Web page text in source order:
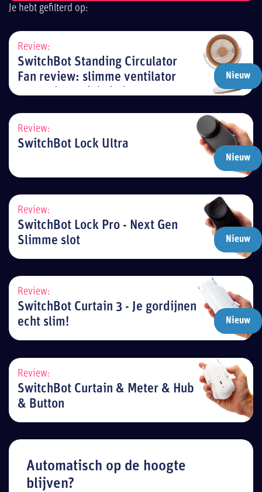
Je hebt gefilterd op:
Nieuw
Review:
SwitchBot Standing Circulator
Fan review: slimme ventilator
voor elke plek in huis
Nieuw
Review:
SwitchBot Lock Ultra
Nieuw
Review:
SwitchBot Lock Pro - Next Gen
Slimme slot
Nieuw
Review:
SwitchBot Curtain 3 - Je gordijnen
echt slim!
Review:
SwitchBot Curtain & Meter & Hub
& Button
Automatisch op de hoogte
blijven?